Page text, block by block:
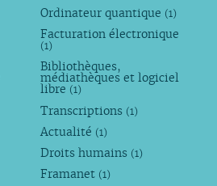
Ordinateur quantique (1)
Facturation électronique
(1)
Bibliothèques,
médiathèques et logiciel
libre (1)
Transcriptions (1)
Actualité (1)
Droits humains (1)
Framanet (1)